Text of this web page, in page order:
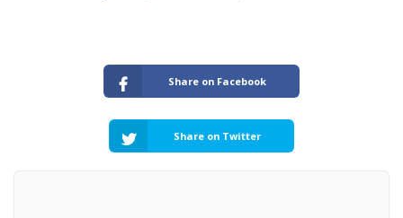
Share on Facebook
Share on Twitter